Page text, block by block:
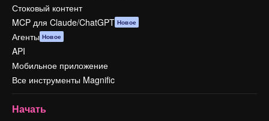
Стоковый контент
MCP для Claude/ChatGPT Новое
Агенты Новое
API
Мобильное приложение
Все инструменты Magnific
Начать